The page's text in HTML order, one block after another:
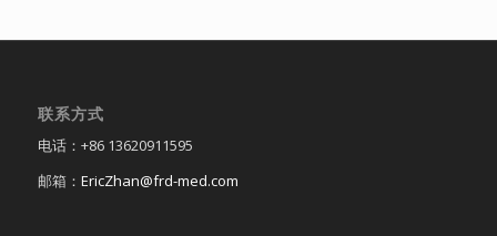
联系方式
电话：+86 13620911595
邮箱： EricZhan@frd-med.com